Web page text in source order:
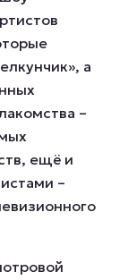
а
–
ещё и
–